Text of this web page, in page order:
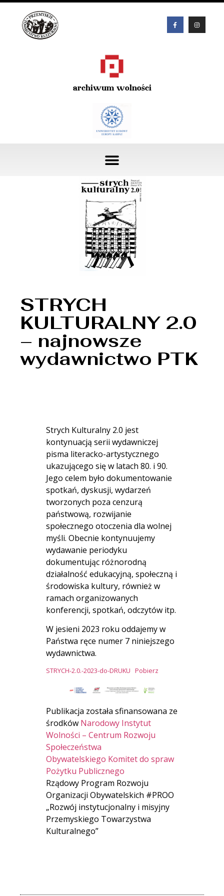
archiwum wolności
STRYCH
KULTURALNY 2.0
– najnowsze
wydawnictwo PTK
Strych Kulturalny 2.0 jest
kontynuacją serii wydawniczej
pisma literacko-artystycznego
ukazującego się w latach 80. i 90.
Jego celem było dokumentowanie
spotkań, dyskusji, wydarzeń
tworzonych poza cenzurą
państwową, rozwijanie
społecznego otoczenia dla wolnej
myśli. Obecnie kontynuujemy
wydawanie periodyku
dokumentując różnorodną
działalność edukacyjną, społeczną i
środowiska kultury, również w
ramach organizowanych
konferencji, spotkań, odczytów itp.
W jesieni 2023 roku oddajemy w
Państwa ręce numer 7 niniejszego
wydawnictwa.
STRYCH-2.0.-2023-do-DRUKU Pobierz
Publikacja została sfinansowana ze
środków Narodowy Instytut
Wolności – Centrum Rozwoju
Społeczeństwa
Obywatelskiego Komitet do spraw
Pożytku Publicznego
Rządowy Program Rozwoju
Organizacji Obywatelskich #PROO
„Rozwój instytucjonalny i misyjny
Przemyskiego Towarzystwa
Kulturalnego”